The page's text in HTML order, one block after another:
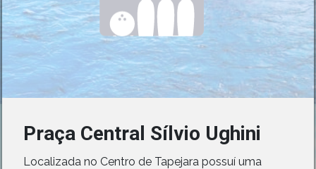
Praça Central Sílvio Ughini
Localizada no Centro de Tapejara possuí uma